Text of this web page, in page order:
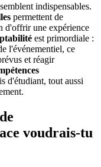
indispensables.
permettent de
d'offrir une expérience
est primordiale :
l'événementiel, ce
et réagir
d'étudiant, tout aussi
voudrais-tu